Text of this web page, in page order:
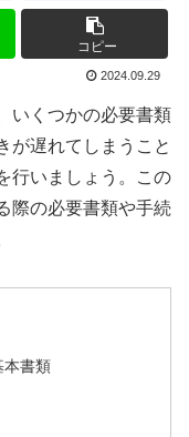
コピー
2024.09.29
いくつかの必要書類
が遅れてしまうこと
行いましょう。この
際の必要書類や手続
本書類